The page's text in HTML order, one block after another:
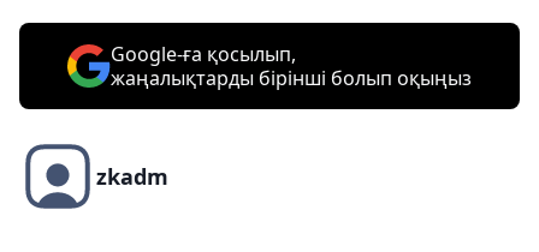
Google-ға қосылып,
жаңалықтарды бірінші болып оқыңыз
zkadm